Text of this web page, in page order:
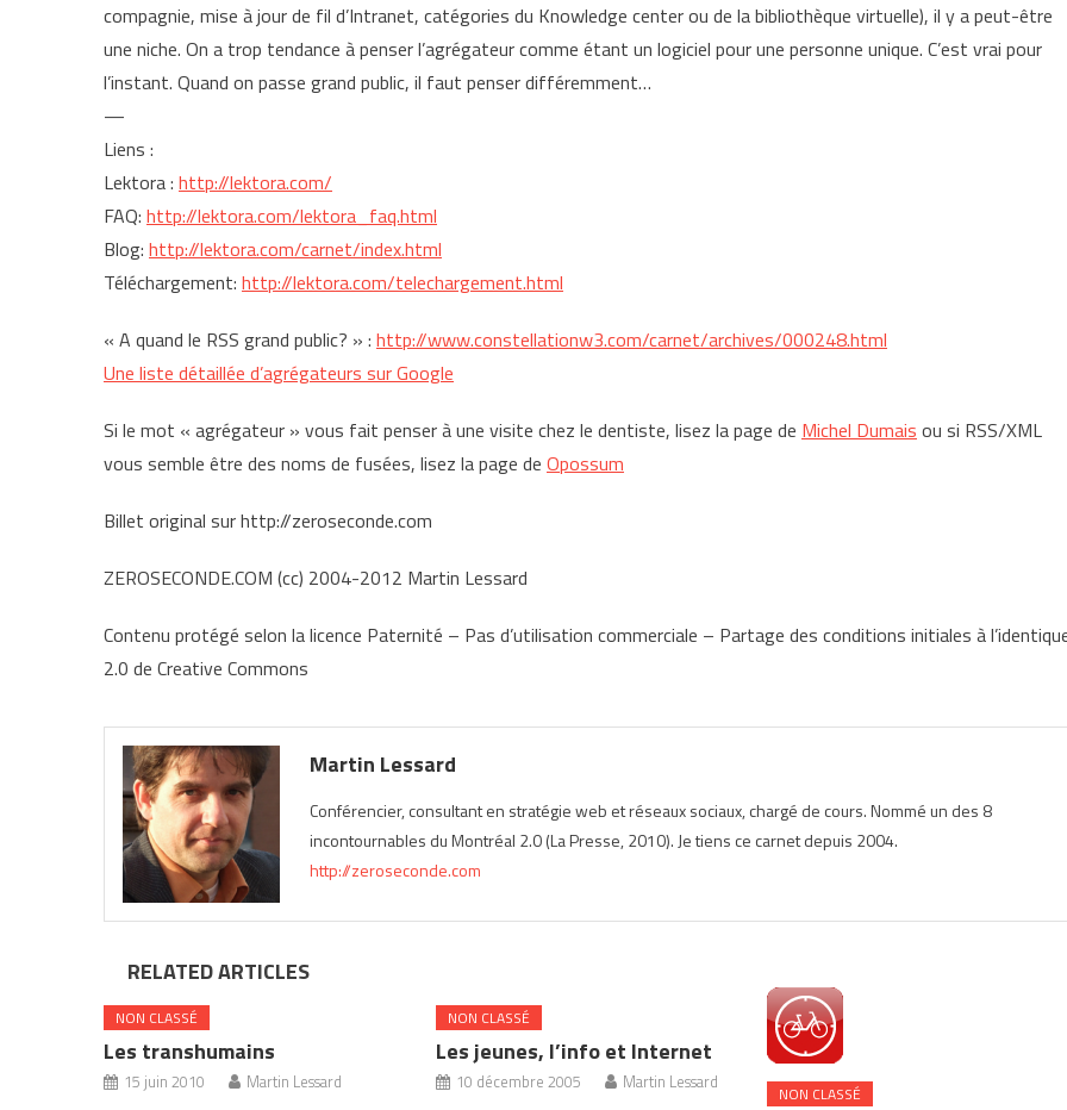
compagnie, mise à jour de fil d’Intranet, catégories du Knowledge center ou de la bibliothèque virtuelle), il y a peut-être
une niche. On a trop tendance à penser l’agrégateur comme étant un logiciel pour une personne unique. C’est vrai pour
l’instant. Quand on passe grand public, il faut penser différemment…
—
Liens :
Lektora : http://lektora.com/
FAQ: http://lektora.com/lektora_faq.html
Blog: http://lektora.com/carnet/index.html
Téléchargement: http://lektora.com/telechargement.html
« A quand le RSS grand public? » : http://www.constellationw3.com/carnet/archives/000248.html
Une liste détaillée d’agrégateurs sur Google
Si le mot « agrégateur » vous fait penser à une visite chez le dentiste, lisez la page de Michel Dumais ou si RSS/XML
vous semble être des noms de fusées, lisez la page de Opossum
Billet original sur http://zeroseconde.com
ZEROSECONDE.COM (cc) 2004-2012 Martin Lessard
Contenu protégé selon la licence Paternité – Pas d’utilisation commerciale – Partage des conditions initiales à
2.0 de Creative Commons
Martin Lessard
Conférencier, consultant en stratégie web et réseaux sociaux, chargé de cours. Nommé un des 8
incontournables du Montréal 2.0 (La Presse, 2010). Je tiens ce carnet depuis 2004.
http://zeroseconde.com
RELATED ARTICLES
NON CLASSÉ
Les transhumains
15 juin 2010 Martin Lessard
NON CLASSÉ
Les jeunes, l’info et Internet
10 décembre 2005 Martin Lessard
NON CLASSÉ